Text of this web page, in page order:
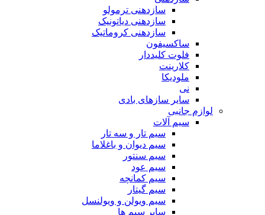
سازدهنی ترمولو
سازدهنی دیاتونیک
سازدهنی کروماتیک
ساکسیفون
فلوت کلیددار
کلارینت
ملودیکا
نی
سایر سازهای بادی
لوازم جانبی
سیم آلات
سیم تار و سه تار
سیم دیوان و باغلاما
سیم سنتور
سیم عود
سیم کمانچه
سیم گیتار
سیم ویولن و ویولنسل
سایر سیم ها